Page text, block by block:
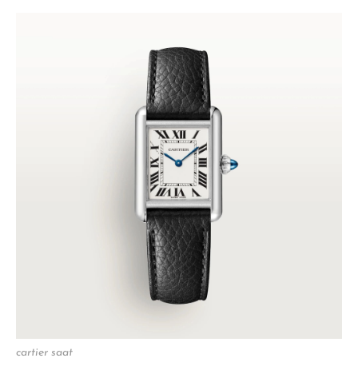
cartier saat